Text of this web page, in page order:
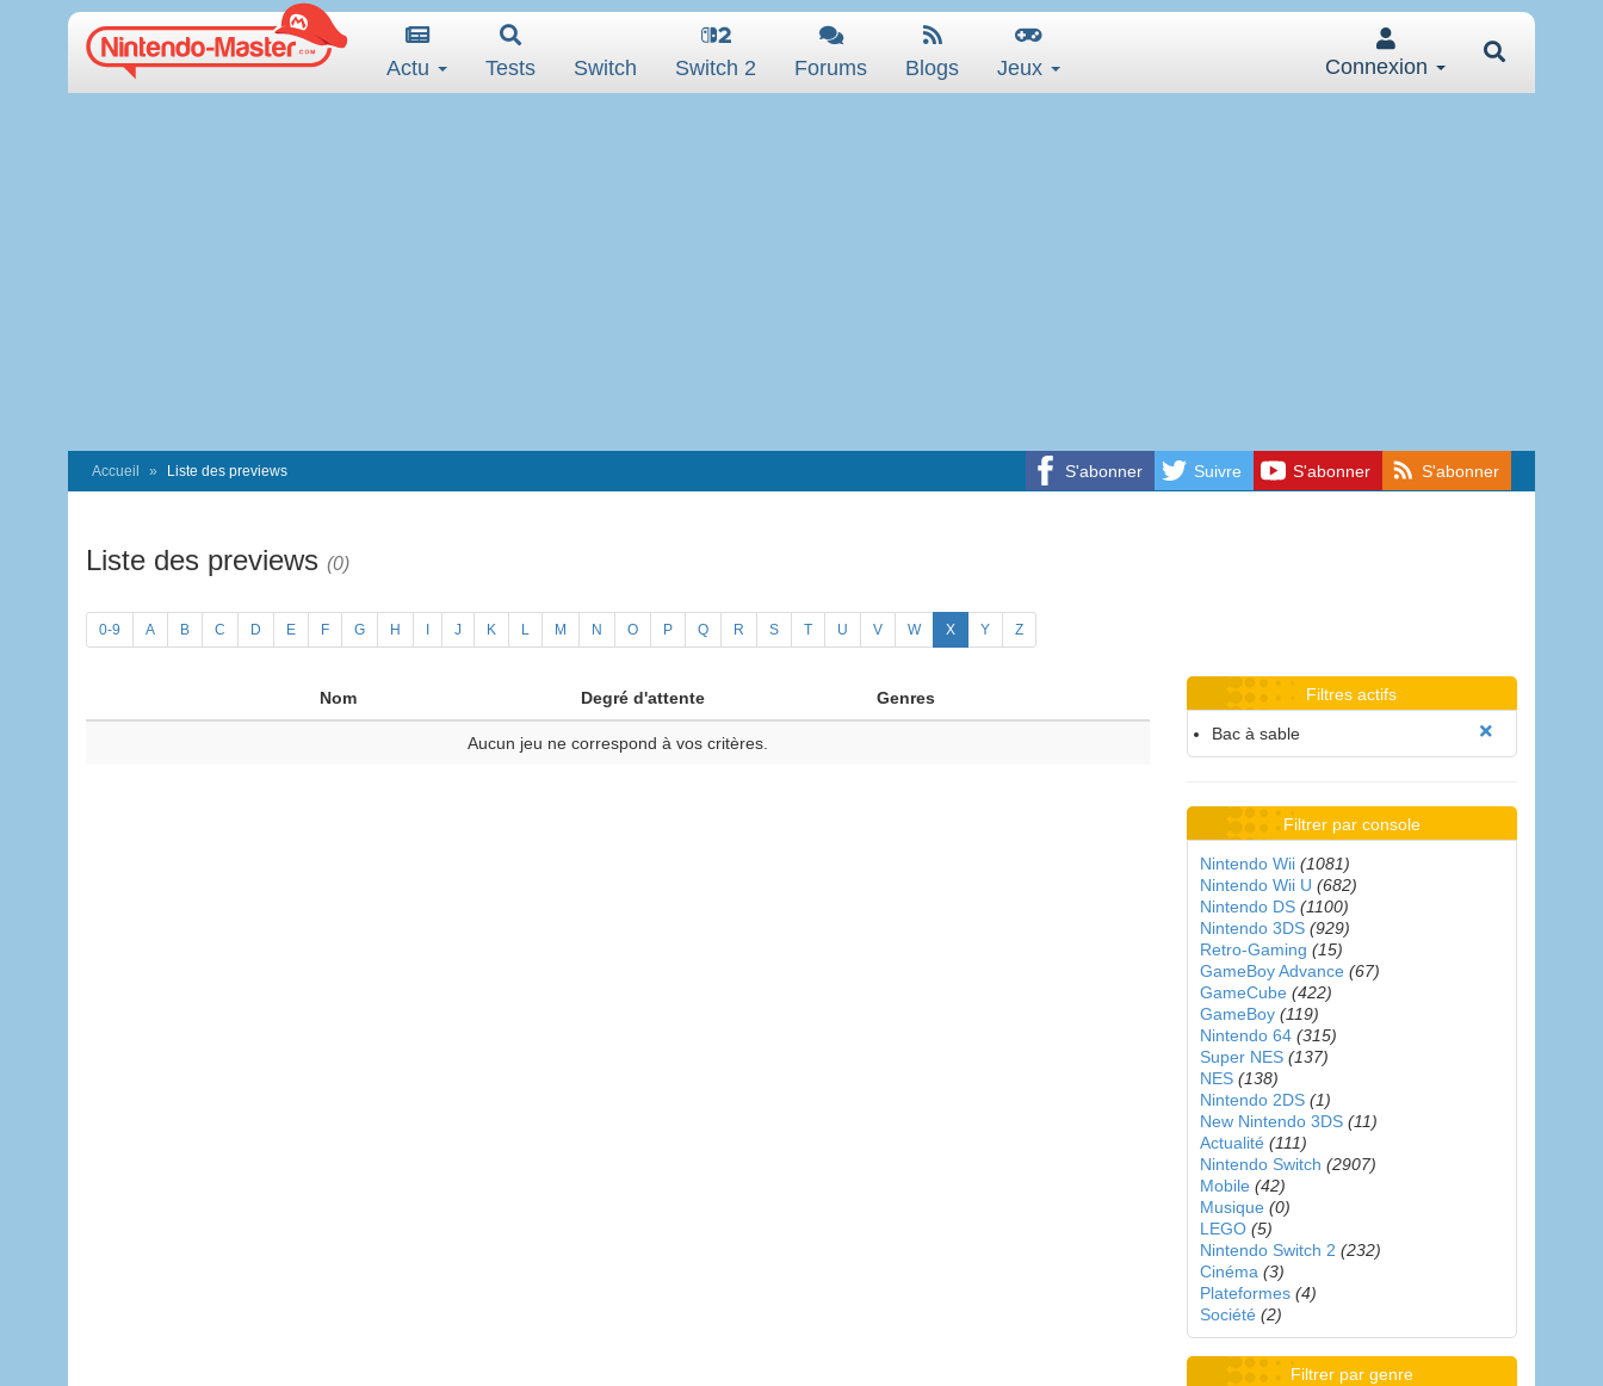
Actu Tests Switch Switch 2 Forums Blogs Jeux Connexion
S'abonner Suivre S'abonner S'abonner
Accueil Liste des previews
Liste des previews (0)
0-9 A B C D E F G H J K L M N O P Q R S T U V W X Y Z
Nom Degré d'attente Genres
Aucun jeu ne correspond à vos critères.
Filtres actifs
Bac à sable
Filtrer par console
Nintendo Wii (1081)
Nintendo Wii U (682)
Nintendo DS (1100)
Nintendo 3DS (929)
Retro-Gaming (15)
GameBoy Advance (67)
GameCube (422)
GameBoy (119)
Nintendo 64 (315)
Super NES (137)
NES (138)
Nintendo 2DS (1)
New Nintendo 3DS (11)
Actualité (111)
Nintendo Switch (2907)
Mobile (42)
Musique (0)
LEGO (5)
Nintendo Switch 2 (232)
Cinéma (3)
Plateformes (4)
Société (2)
Filtrer par genre